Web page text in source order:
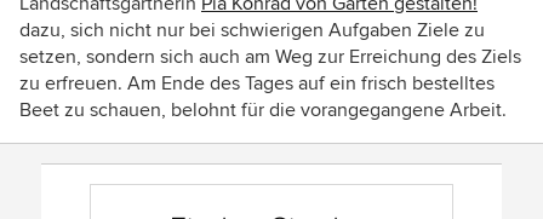
dazu, sich nicht nur bei schwierigen Aufgaben Ziele zu
setzen, sondern sich auch am Weg zur Erreichung des Ziels
zu erfreuen. Am Ende des Tages auf ein frisch bestelltes
Beet zu schauen, belohnt für die vorangegangene Arbeit.